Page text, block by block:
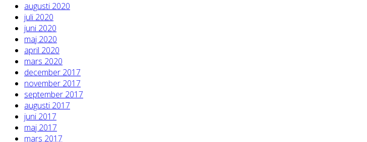
augusti 2020
juli 2020
juni 2020
maj 2020
april 2020
mars 2020
december 2017
november 2017
september 2017
augusti 2017
juni 2017
maj 2017
mars 2017